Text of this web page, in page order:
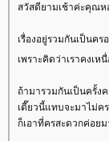
สวัสดียามเช้าค่ะคุณห
เรื่องอยู่รวมกันเป็นค
เพราะคิดว่าเราคงเห
ถ้ามารวมกันเป็นครั้ง
เดี๊ยวนี้แทบจะมาไม่ค
ก็เอาที่ครสะดวกค่อย